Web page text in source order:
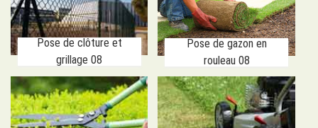
Pose de clôture et
grillage 08
Pose de gazon en
rouleau 08